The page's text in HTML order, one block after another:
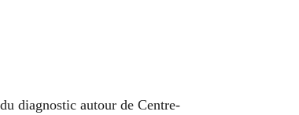
diagnostic autour de Centre-